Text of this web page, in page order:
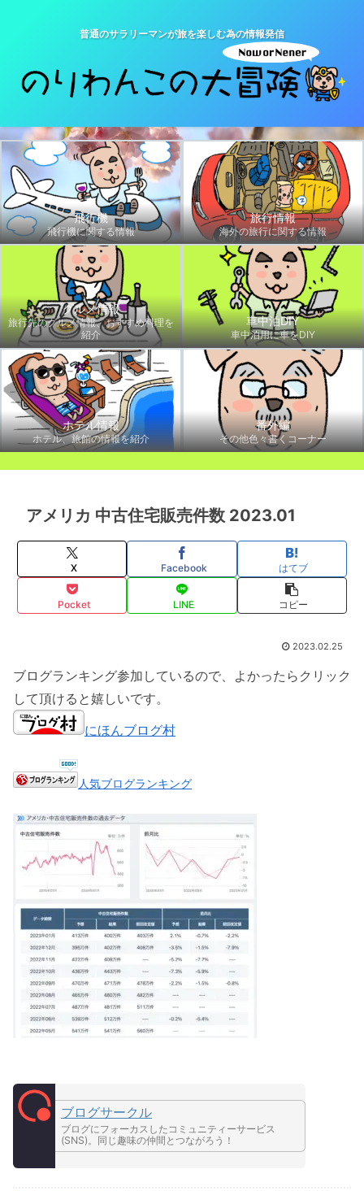
普通のサラリーマンが旅を楽しむ為の情報発信
飛行機
飛行機に関する情報
旅行情報
海外の旅行に関する情報
グルメ情報
旅行先のグルメ情報、おすすめ料理を
紹介
車中泊DIY
車中泊用に車をDIY
ホテル情報
ホテル、旅館の情報を紹介
番外編
その他色々書くコーナー
アメリカ 中古住宅販売件数 2023.01
X Facebook はてブ
Pocket LINE コピー
2023.02.25
ブログランキング参加しているので、よかったらクリック
して頂けると嬉しいです。
にほんブログ村
人気ブログランキング
ブログサークル
ブログにフォーカスしたコミュニティーサービス
(SNS)。同じ趣味の仲間とつながろう！